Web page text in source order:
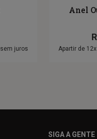
sem juros
Anel
Apartir de
SIGA A GENTE